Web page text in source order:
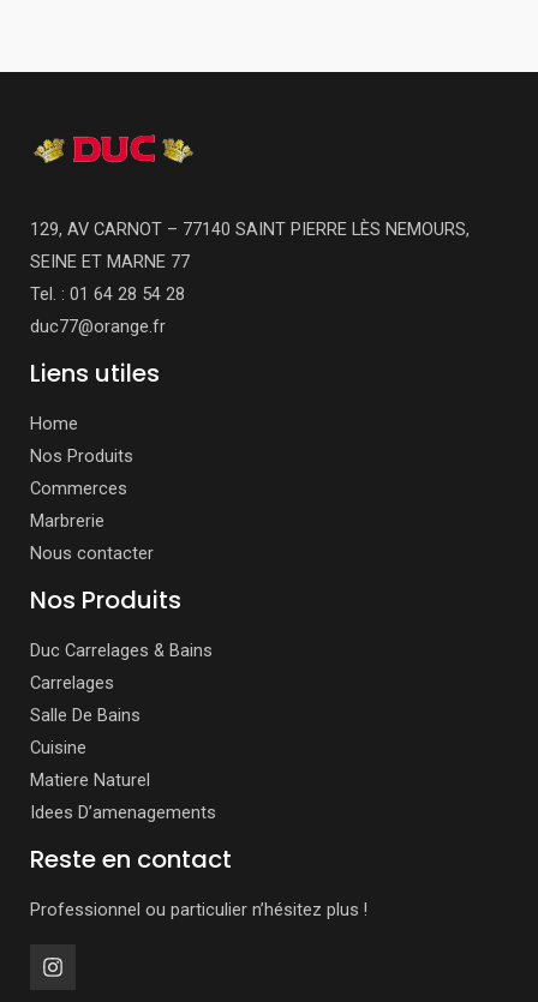
129, AV CARNOT – 77140 SAINT PIERRE LÈS NEMOURS,
SEINE ET MARNE 77
Tel. : 01 64 28 54 28
duc77@orange.fr
Liens utiles
Home
Nos Produits
Commerces
Marbrerie
Nous contacter
Nos Produits
Duc Carrelages & Bains
Carrelages
Salle De Bains
Cuisine
Matiere Naturel
Idees D’amenagements
Reste en contact
Professionnel ou particulier n’hésitez plus !